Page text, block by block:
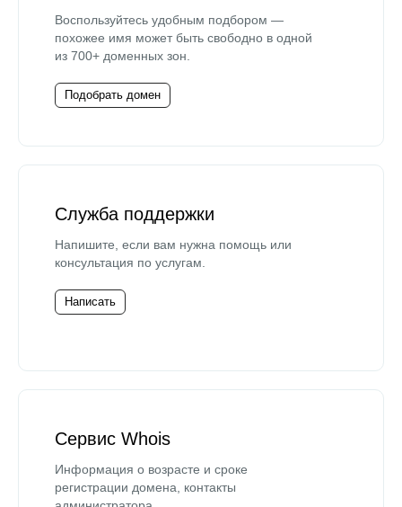
Воспользуйтесь удобным подбором —
похожее имя может быть свободно в одной
из 700+ доменных зон.
Подобрать домен
Служба поддержки
Напишите, если вам нужна помощь или
консультация по услугам.
Написать
Сервис Whois
Информация о возрасте и сроке
регистрации домена, контакты